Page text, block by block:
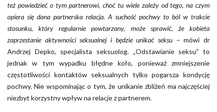
też powiedzieć o tym partnerowi, choć tu wiele zależy od tego, na czym
opiera się dana partnerska relacja. A suchość pochwy to ból w trakcie
stosunku, który regularnie powtarzany, może sprawić, że kobieta
zaprzestanie aktywności seksualnej i będzie unikać seksu – mówi dr
Andrzej Depko, specjalista seksuolog. „Odstawianie seksu” to
jednak w tym wypadku błędne koło, ponieważ zmniejszenie
częstotliwości kontaktów seksualnych tylko pogarsza kondycję
pochwy. Nie wspominając o tym, że unikanie zbliżeń ma najczęściej
niezbyt korzystny wpływ na relacje z partnerem.